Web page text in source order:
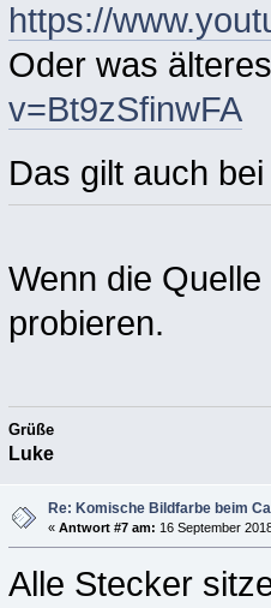
https://
Oder was
v=Bt9zSfinwFA
Das gilt auch
Wenn die
probieren.
Grüße
Luke
Re: Komische Bildfarbe beim
« Antwort #7 am: 16 September
Alle Stecker